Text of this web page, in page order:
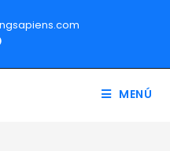
MENÚ